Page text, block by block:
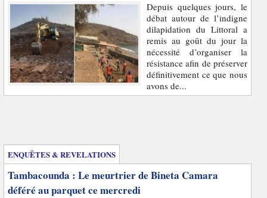
Depuis quelques jours, le
débat autour de l’indigne
dilapidation du Littoral a
remis au goût du jour la
nécessité d’organiser la
résistance afin de préserver
définitivement ce que nous
avons de...
ENQUÊTES & REVELATIONS
Tambacounda : Le meurtrier de Bineta Camara
déféré au parquet ce mercredi